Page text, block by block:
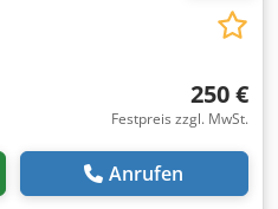
250 €
Festpreis zzgl. MwSt.
Anrufen